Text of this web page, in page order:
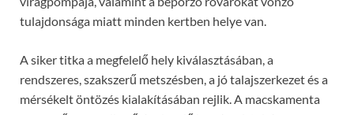
tulajdonsága miatt minden kertben helye van.
A siker titka a megfelelő hely kiválasztásában, a
rendszeres, szakszerű metszésben, a jó talajszerkezet és a
mérsékelt öntözés kialakításában rejlik. A macskamenta